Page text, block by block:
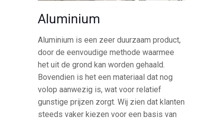
Aluminium
Aluminium is een zeer duurzaam product,
door de eenvoudige methode waarmee
het uit de grond kan worden gehaald.
Bovendien is het een materiaal dat nog
volop aanwezig is, wat voor relatief
gunstige prijzen zorgt. Wij zien dat klanten
steeds vaker kiezen voor een basis van